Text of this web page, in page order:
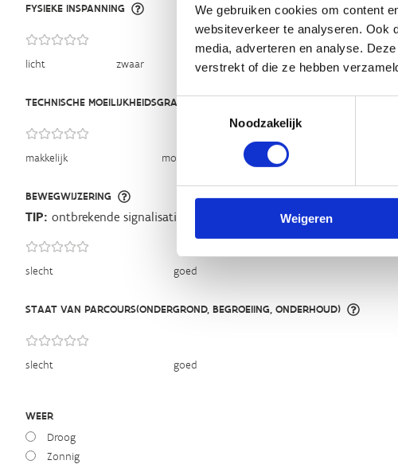
We gebruiken cookies om content
websiteverkeer te analyseren. Ook
media, adverteren en analyse.
verstrekt of die ze hebben
Toestemmingsselectie
Noodzakelijk
Weigeren
FYSIEKE INSPANNING
licht zwaar
TECHNISCHE MOEILIJKHEIDSGRAAD
makkelijk moeilijk
BEWEGWIJZERING
slecht goed
TIP: ontbrekende signalisatie kan je melden via hetRoutemeldpunt
STAAT VAN PARCOURS(ONDERGROND, BEGROEIING, ONDERHOUD)
slecht goed
WEER
Droog
Zonnig